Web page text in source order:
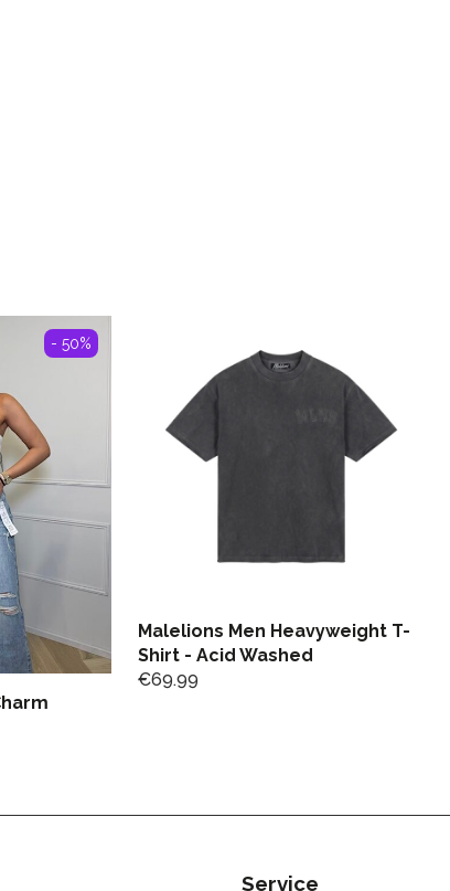
- 50%
Malelions Men Heavyweight T-
Shirt - Acid Washed
€69.99
Service